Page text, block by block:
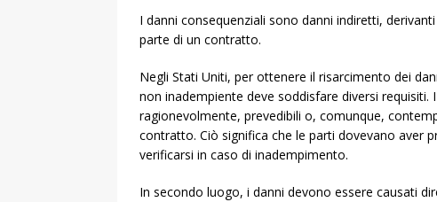
I danni consequenziali sono danni indiretti,
parte di un contratto.
Negli Stati Uniti, per ottenere il risarcimento dei
non inadempiente deve soddisfare diversi
ragionevolmente, prevedibili o, comunque,
contratto. Ciò significa che le parti dovevano aver
verificarsi in caso di inadempimento.
In secondo luogo, i danni devono essere causati